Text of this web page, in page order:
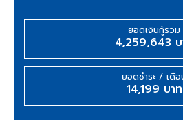
ยอดเงินกู้รวม
4,259,643 บ
ยอดชำระ / เดือ
14,199 บาท